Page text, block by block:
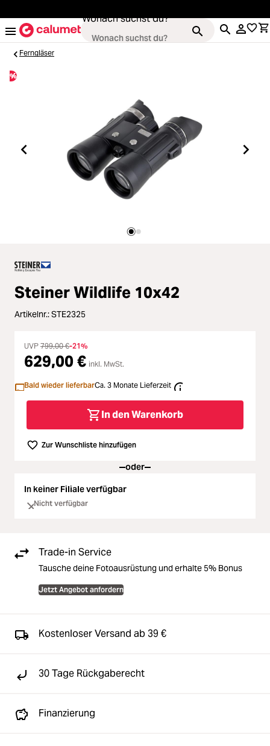
Wonach suchst du?
Objektive
Loading...
Video & Drohnen
Stative & Gimbals
Zubehör
Loading...
Loading...
Bildbearbeitung
Loading...
Loading...
Second Hand
Loading...
SALE
Loading...
Ferngläser
%
Steiner Wildlife 10x42
Artikelnr.:STE2325
UVP 799,00 €-21%
629,00 € inkl. MwSt.
Bald wieder lieferbarCa. 3 Monate Lieferzeit
In den Warenkorb
Zur Wunschliste hinzufügen
oder
In keiner Filiale verfügbar
Nicht verfügbar
Trade-in Service
Tausche deine Fotoausrüstung und erhalte 5% Bonus
Jetzt Angebot anfordern
Kostenloser Versand ab 39 €
30 Tage Rückgaberecht
Finanzierung